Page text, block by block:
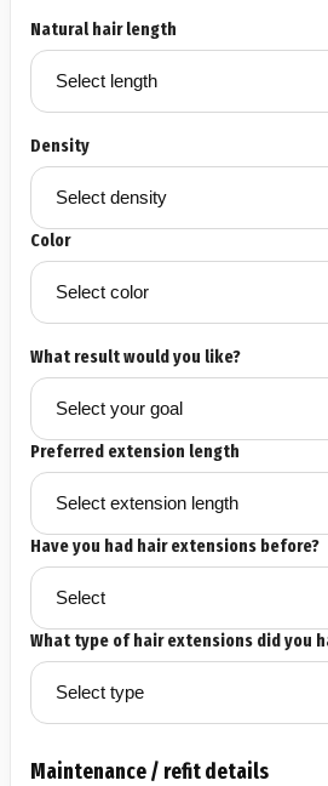
Natural hair length
Density
Color
What result would you like?
Preferred extension length
Have you had hair extensions before?
What type of hair extensions did you
Maintenance / refit details